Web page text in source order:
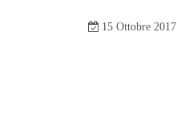
15 Ottobre 2017